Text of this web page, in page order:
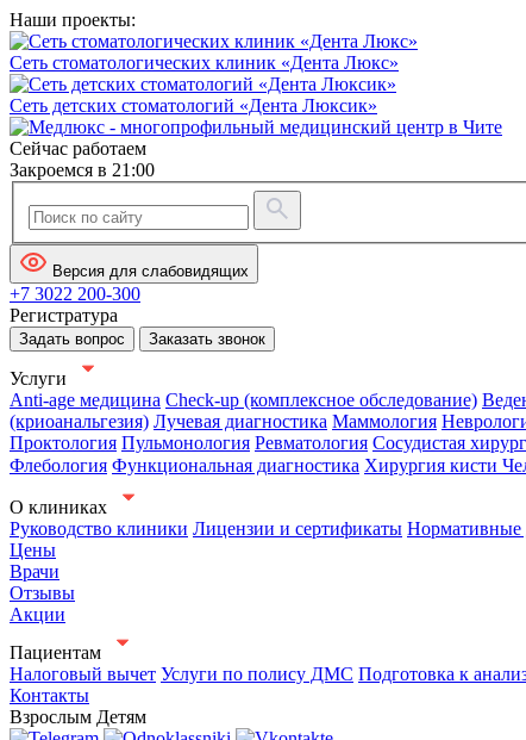
Наши проекты:
Сеть стоматологических клиник «Дента Люкс»
Сеть детских стоматологий «Дента Люксик»
Сейчас работаем
Закроемся в 21:00
Версия для слабовидящих
+7 3022 200-300
Регистратура
Задать вопрос Заказать звонок
Услуги
Anti-age медицина Check-up (комплексное обследование)
(криоанальгезия) Лучевая диагностика Маммология
Проктология Пульмонология Ревматология Сосудистая
Флебология Функциональная диагностика Хирургия кисти
О клиниках
Руководство клиники Лицензии и сертификаты Нормативные
Цены
Врачи
Отзывы
Акции
Пациентам
Налоговый вычет Услуги по полису ДМС Подготовка к
Контакты
Взрослым Детям